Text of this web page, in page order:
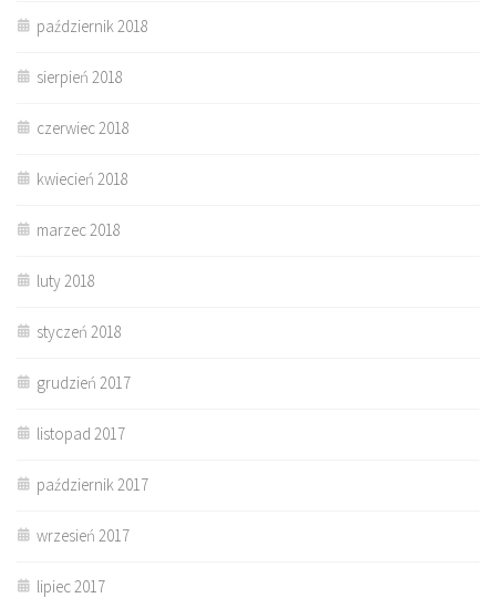
październik 2018
sierpień 2018
czerwiec 2018
kwiecień 2018
marzec 2018
luty 2018
styczeń 2018
grudzień 2017
listopad 2017
październik 2017
wrzesień 2017
lipiec 2017